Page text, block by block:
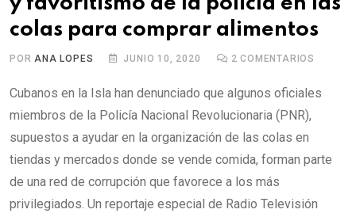
colas para comprar alimentos
PORANA LOPES JUNIO 10, 2020 2 COMENTARIOS
Cubanos en la Isla han denunciado que algunos oficiales
miembros de la Policía Nacional Revolucionaria (PNR),
supuestos a ayudar en la organización de las colas en
tiendas y mercados donde se vende comida, forman parte
de una red de corrupción que favorece a los más
privilegiados. Un reportaje especial de Radio Televisión